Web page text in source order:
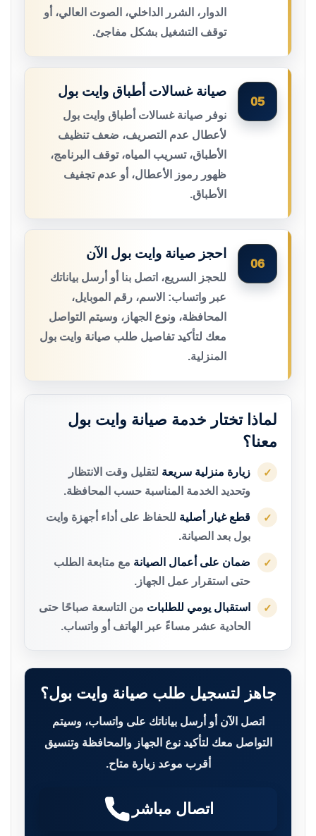
الدوار، الشرر الداخلي، الصوت العالي، أو
توقف التشغيل بشكل مفاجئ.
05
صيانة غسالات أطباق وايت بول
نوفر صيانة غسالات أطباق وايت بول
لأعطال عدم التصريف، ضعف تنظيف
الأطباق، تسريب المياه، توقف البرنامج،
ظهور رموز الأعطال، أو عدم تجفيف
الأطباق.
06
احجز صيانة وايت بول الآن
للحجز السريع، اتصل بنا أو أرسل بياناتك
عبر واتساب: الاسم، رقم الموبايل،
المحافظة، ونوع الجهاز، وسيتم التواصل
معك لتأكيد تفاصيل طلب صيانة وايت بول
المنزلية.
لماذا تختار خدمة صيانة وايت بول
معنا؟
✓ زيارة منزلية سريعة لتقليل وقت الانتظار
وتحديد الخدمة المناسبة حسب المحافظة.
✓ قطع غيار أصلية للحفاظ على أداء أجهزة وايت
بول بعد الصيانة.
✓ ضمان على أعمال الصيانة مع متابعة الطلب
حتى استقرار عمل الجهاز.
✓ استقبال يومي للطلبات من التاسعة صباحًا حتى
الحادية عشر مساءً عبر الهاتف أو واتساب.
جاهز لتسجيل طلب صيانة وايت بول؟
اتصل الآن أو أرسل بياناتك على واتساب، وسيتم
التواصل معك لتأكيد نوع الجهاز والمحافظة وتنسيق
أقرب موعد زيارة متاح.
اتصال مباشر